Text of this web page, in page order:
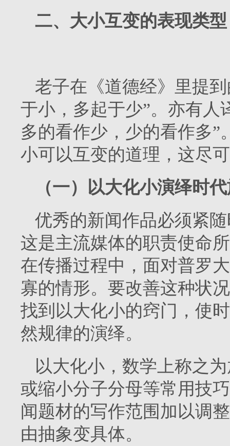
二、大小互变的表现类型
老子在《道德经》里提
于小，多起于少”。亦有人
多的看作少，少的看作多
小可以互变的道理，这尽
（一）以大化小演绎时
优秀的新闻作品必须紧
这是主流媒体的职责使命
在传播过程中，面对普罗
寡的情形。要改善这种状
找到以大化小的窍门，使
然规律的演绎。
以大化小，数学上称之
或缩小分子分母等常用技
闻题材的写作范围加以调
由抽象变具体。